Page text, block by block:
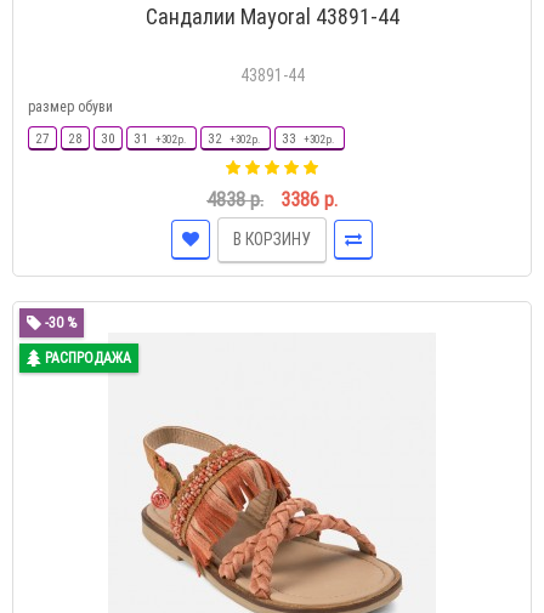
Сандалии Mayoral 43891-44
43891-44
размер обуви
27 28 30 31 +302 р. 32 +302 р. 33 +302 р.
4838 р. 3386 р.
В КОРЗИНУ
-30 %
РАСПРОДАЖА